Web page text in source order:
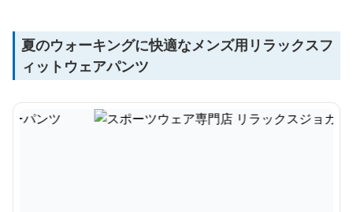
夏のウォーキングに快適なメンズ用リラックスフ
ィットウェアパンツ